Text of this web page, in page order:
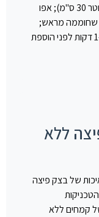
ובכמות מדודה (כ-60-80 גרם לפיצה בקוטר 30 ס"מ); אפו
שחוממה מראש;
ושקלו "פרה-אפייה" של הבצק למשך 1-2 דקות לפני הוספת
ללא
של בצק פיצה
קמחים ללא